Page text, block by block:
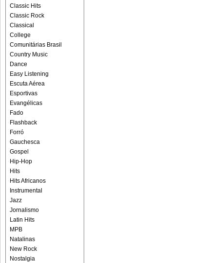
Classic Hits
Classic Rock
Classical
College
Comunitárias Brasil
Country Music
Dance
Easy Listening
Escuta Aérea
Esportivas
Evangélicas
Fado
Flashback
Forró
Gauchesca
Gospel
Hip-Hop
Hits
Hits Africanos
Instrumental
Jazz
Jornalismo
Latin Hits
MPB
Natalinas
New Rock
Nostalgia